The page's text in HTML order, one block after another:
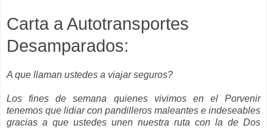
Carta aAutotransportes
Desamparados:
A que llaman ustedes a viajar seguros?
Los fines de semana quienes vivimos en el Porvenir
tenemos que lidiar con pandilleros maleantes e indeseables
gracias a que ustedes unen nuestra ruta con la de Dos